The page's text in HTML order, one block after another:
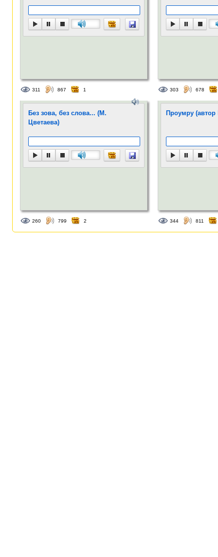
разрушается мое
Почему мне так
311 867 1 303 678
Без зова, без слова... (М.
Цветаева)
260 799 2
Проумру (автор
344 811